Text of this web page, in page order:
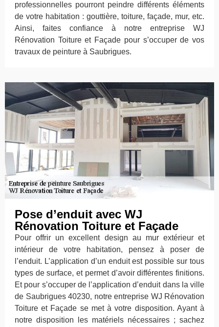
professionnelles pourront peindre différents éléments
de votre habitation : gouttière, toiture, façade, mur, etc.
Ainsi, faites confiance à notre entreprise WJ
Rénovation Toiture et Façade pour s’occuper de vos
travaux de peinture à Saubrigues.
Pose d’enduit avec WJ
Rénovation Toiture et Façade
Pour offrir un excellent design au mur extérieur et
intérieur de votre habitation, pensez à poser de
l’enduit. L’application d’un enduit est possible sur tous
types de surface, et permet d’avoir différentes finitions.
Et pour s’occuper de l’application d’enduit dans la ville
de Saubrigues 40230, notre entreprise WJ Rénovation
Toiture et Façade se met à votre disposition. Ayant à
notre disposition les matériels nécessaires ; sachez